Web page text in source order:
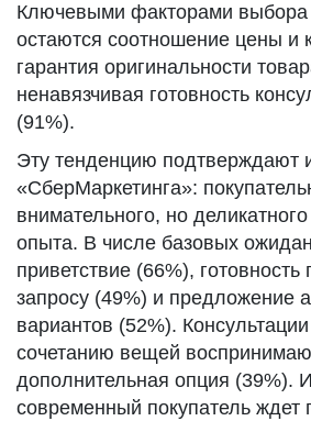
Ключевыми факторами выбора
остаются соотношение цены и
гарантия оригинальности
ненавязчивая готовность
(91%).
Эту тенденцию подтверждают
«СберМаркетинга»:
внимательного, но деликатного
опыта. В числе базовых
приветствие (66%), готовность
запросу (49%) и предложение
вариантов (52%).
сочетанию вещей
дополнительная опция (39%).
современный покупатель ждет